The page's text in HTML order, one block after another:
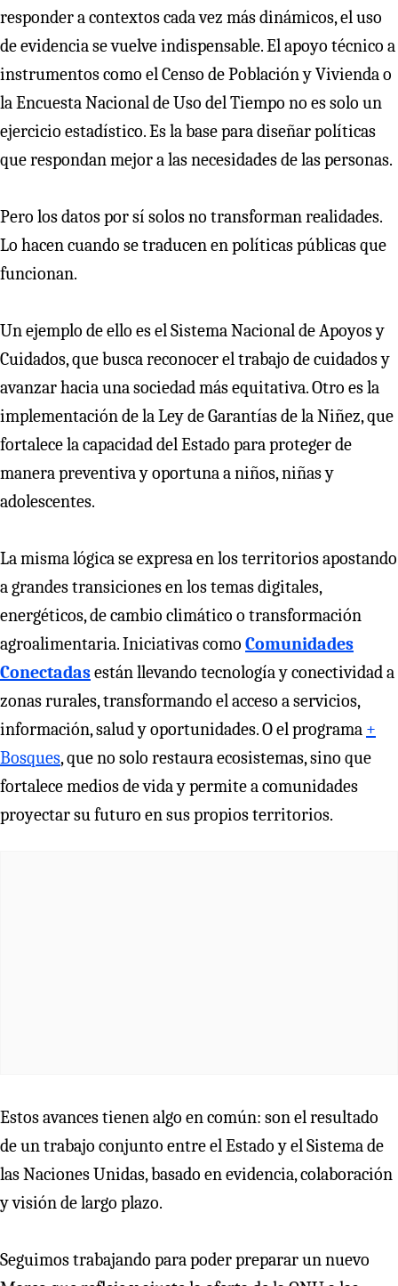
responder a contextos cada vez más dinámicos, el uso
de evidencia se vuelve indispensable. El apoyo técnico a
instrumentos como el Censo de Población y Vivienda o
la Encuesta Nacional de Uso del Tiempo no es solo un
ejercicio estadístico. Es la base para diseñar políticas
que respondan mejor a las necesidades de las personas.
Pero los datos por sí solos no transforman realidades.
Lo hacen cuando se traducen en políticas públicas que
funcionan.
Un ejemplo de ello es el Sistema Nacional de Apoyos y
Cuidados, que busca reconocer el trabajo de cuidados y
avanzar hacia una sociedad más equitativa. Otro es la
implementación de la Ley de Garantías de la Niñez, que
fortalece la capacidad del Estado para proteger de
manera preventiva y oportuna a niños, niñas y
adolescentes.
La misma lógica se expresa en los territorios apostando
a grandes transiciones en los temas digitales,
energéticos, de cambio climático o transformación
agroalimentaria. Iniciativas como Comunidades
Conectadasestán llevando tecnología y conectividad a
zonas rurales, transformando el acceso a servicios,
información, salud y oportunidades. O el programa +
Bosques, que no solo restaura ecosistemas, sino que
fortalece medios de vida y permite a comunidades
proyectar su futuro en sus propios territorios.
Estos avances tienen algo en común: son el resultado
de un trabajo conjunto entre el Estado y el Sistema de
las Naciones Unidas, basado en evidencia, colaboración
y visión de largo plazo.
Seguimos trabajando para poder preparar un nuevo